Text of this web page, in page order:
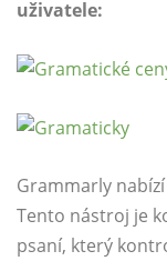
uživatele:
Grammarly
Tento nástroj je
psaní, který